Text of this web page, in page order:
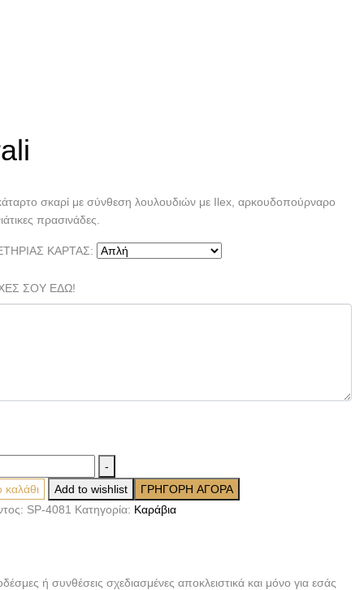
σκαρί με σύνθεση λουλουδιών με Ilex, αρκουδοπούρναρο
πρασινάδες.
ΚΑΡΤΑΣ:
ΣΟΥ ΕΔΩ!
-
Add to wishlist
ΓΡΗΓΟΡΗ ΑΓΟΡΑ
SP-4081 Κατηγορία: Καράβια
ή συνθέσεις σχεδιασμένες αποκλειστικά και μόνο για εσάς